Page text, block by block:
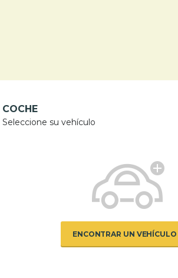
COCHE
Seleccione su vehículo
ENCONTRAR UN VEHÍCULO